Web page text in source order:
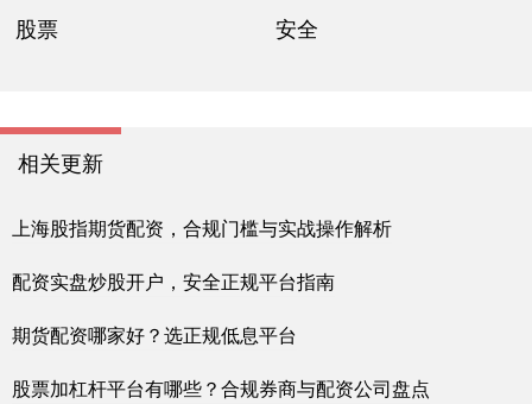
股票 安全
相关更新
上海股指期货配资，合规门槛与实战操作解析
配资实盘炒股开户，安全正规平台指南
期货配资哪家好？选正规低息平台
股票加杠杆平台有哪些？合规券商与配资公司盘点